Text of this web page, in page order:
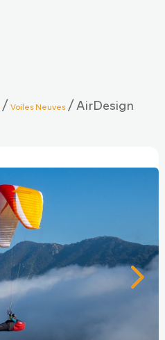
/Voiles Neuves/ AirDesign